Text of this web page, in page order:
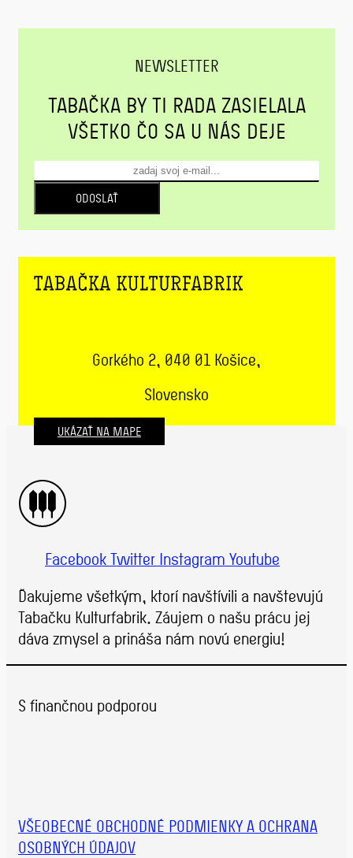
NEWSLETTER
TABAČKA BY TI RADA ZASIELALA
VŠETKO ČO SA U NÁS DEJE
ODOSLAŤ
Gorkého 2, 040 01 Košice,
Slovensko
UKÁZAŤ NA MAPE
Facebook Twitter Instagram Youtube
Ďakujeme všetkým, ktorí navštívili a navštevujú
Tabačku Kulturfabrik. Záujem o našu prácu jej
dáva zmysel a prináša nám novú energiu!
S finančnou podporou
VŠEOBECNÉ OBCHODNÉ PODMIENKY A OCHRANA
OSOBNÝCH ÚDAJOV